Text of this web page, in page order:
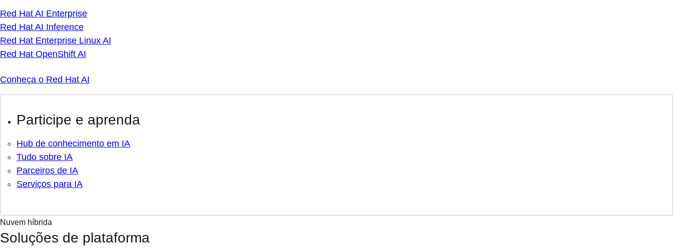
Red Hat AI Enterprise
Red Hat AI Inference
Red Hat Enterprise Linux AI
Red Hat OpenShift AI
Conheça o Red Hat AI
Participe e aprenda
Hub de conhecimento em IA
Tudo sobre IA
Parceiros de IA
Serviços para IA
Nuvem híbrida
Soluções de plataforma